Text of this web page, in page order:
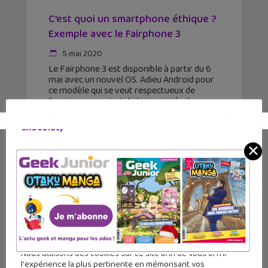
C’est quoi un smartphone éthique ?
Exemple avec le Fairphone 3
5 mai 2020
Le Fairphone 3 est disponible à partir du 6
mai avec un nouvel OS. Adieu Android pour
ce modèle qui se veut respectueux de
l'environnement et de la vie privée de ses
chocolat)
Nous utilisons des cookies sur ce site afin de vous offrir
l'expérience la plus pertinente en mémorisant vos
✕